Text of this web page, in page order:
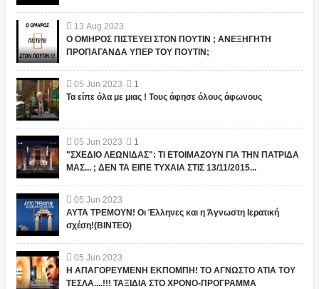
13 Aug 2023
Ο ΟΜΗΡΟΣ ΠΙΣΤΕΥΕΙ ΣΤΟΝ ΠΟΥΤΙΝ ; ΑΝΕΞΗΓΗΤΗ
ΠΡΟΠΑΓΑΝΔΑ ΥΠΕΡ ΤΟΥ ΠΟΥΤΙΝ;
05 Jun 2023
1
Τα είπε όλα με μιας ! Τους άφησε όλους άφωνους
05 Jun 2023
1
"ΣΧΕΔΙΟ ΛΕΩΝΙΔΑΣ": ΤΙ ΕΤΟΙΜΑΖΟΥΝ ΓΙΑ ΤΗΝ ΠΑΤΡΙΔΑ
ΜΑΣ... ; ΔΕΝ ΤΑ ΕΙΠΕ ΤΥΧΑΙΑ ΣΤΙΣ 13/11/2015...
05 Jun 2023
ΑΥΤΑ ΤΡΕΜΟΥΝ! Οι Έλληνες και η Άγνωστη Ιερατική
σχέση!(ΒΙΝΤΕΟ)
05 Jun 2023
Η ΑΠΑΓΟΡΕΥΜΕΝΗ ΕΚΠΟΜΠΗ! ΤΟ ΑΓΝΩΣΤΟ ΑΤΙΑ ΤΟΥ
ΤΕΣΛΑ....!!! ΤΑΞΙΔΙΑ ΣΤΟ ΧΡΟΝΟ-ΠΡΟΓΡΑΜΜΑ